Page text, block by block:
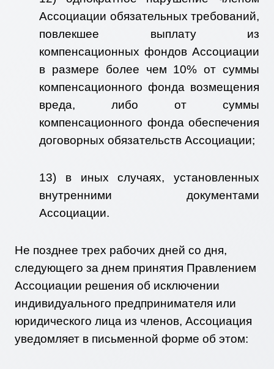
Ассоциации обязательных требований,
повлекшее выплату из
компенсационных фондов Ассоциации
в размере более чем 10% от суммы
компенсационного фонда возмещения
вреда, либо от суммы
компенсационного фонда обеспечения
договорных обязательств Ассоциации;
13) в иных случаях, установленных
внутренними документами
Ассоциации.
Не позднее трех рабочих дней со дня,
следующего за днем принятия Правлением
Ассоциации решения об исключении
индивидуального предпринимателя или
юридического лица из членов, Ассоциация
уведомляет в письменной форме об этом: